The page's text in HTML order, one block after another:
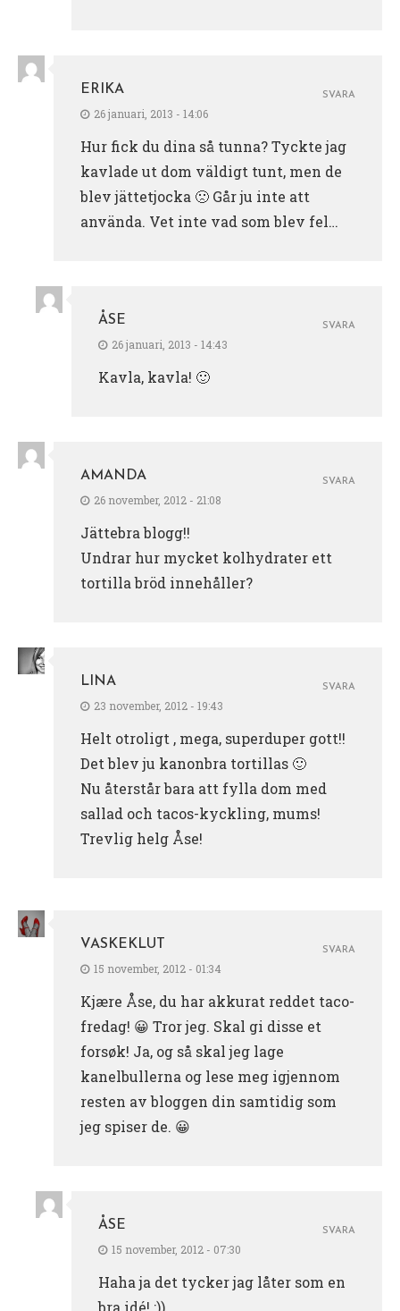
ERIKA
26 januari, 2013 - 14:06
Hur fick du dina så tunna? Tyckte jag
kavlade ut dom väldigt tunt, men de
blev jättetjocka 🙁 Går ju inte att
använda. Vet inte vad som blev fel…
SVARA
ÅSE
26 januari, 2013 - 14:43
Kavla, kavla! 🙂
SVARA
AMANDA
26 november, 2012 - 21:08
Jättebra blogg!!
Undrar hur mycket kolhydrater ett
tortilla bröd innehåller?
SVARA
LINA
23 november, 2012 - 19:43
Helt otroligt , mega, superduper gott!!
Det blev ju kanonbra tortillas 🙂
Nu återstår bara att fylla dom med
sallad och tacos-kyckling, mums!
Trevlig helg Åse!
SVARA
VASKEKLUT
15 november, 2012 - 01:34
Kjære Åse, du har akkurat reddet taco-
fredag! 😀 Tror jeg. Skal gi disse et
forsøk! Ja, og så skal jeg lage
kanelbullerna og lese meg igjennom
resten av bloggen din samtidig som
jeg spiser de. 😀
SVARA
ÅSE
15 november, 2012 - 07:30
Haha ja det tycker jag låter som en
bra idé! :))
SVARA